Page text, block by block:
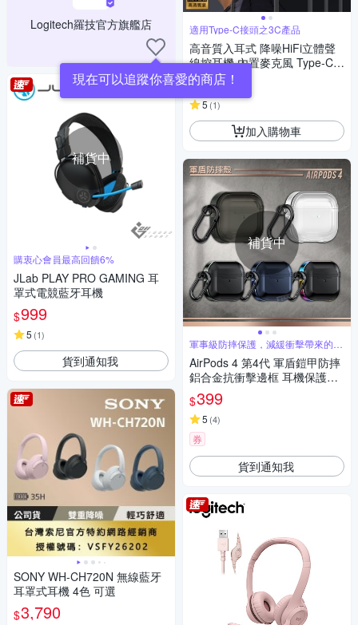
Logitech羅技官方旗艦店
現在可以追蹤你喜愛的商店！
補貨中
購衷心會員最高回饋6%
JLab PLAY PRO GAMING 耳
罩式電競藍牙耳機
$999
5 (1)
貨到通知我
SONY WH-CH720N 無線藍牙
耳罩式耳機 4色 可選
$3,790
適用Type-C接頭之3C產品
高音質入耳式 降噪HiFi立體聲
線控耳機 內置麥克風 Type-C接
頭(黑)
$ 279
5(1)
加入購物車
補貨中
軍事級防摔保護，減緩衝擊帶來的傷
害
AirPods 4 第4代 軍盾鎧甲防摔
鋁合金抗衝擊邊框 耳機保護殼
套 附金屬扣環
$399
5 (4)
券
貨到通知我